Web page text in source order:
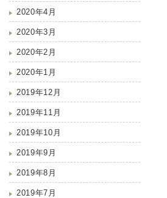
2020年4月
2020年3月
2020年2月
2020年1月
2019年12月
2019年11月
2019年10月
2019年9月
2019年8月
2019年7月